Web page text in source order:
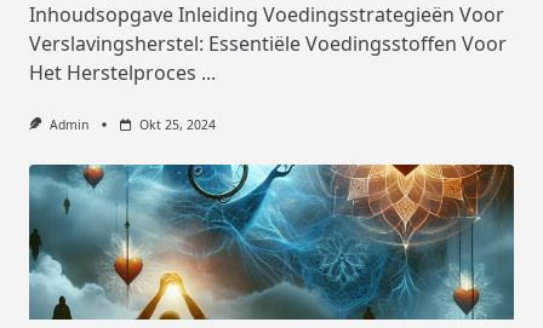
Inhoudsopgave Inleiding Voedingsstrategieën Voor
Verslavingsherstel: Essentiële Voedingsstoffen Voor
Het Herstelproces ...
Admin Okt 25, 2024